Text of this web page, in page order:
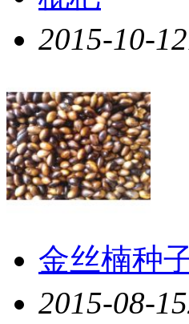
2015-10-12
金丝楠种
2015-08-15